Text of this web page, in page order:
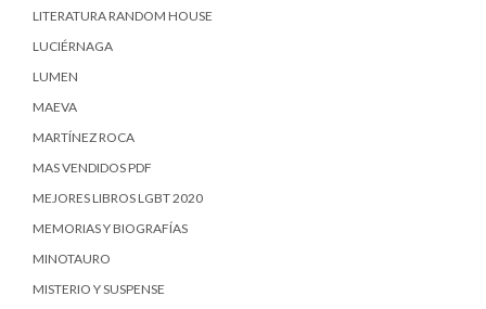
LITERATURA RANDOM HOUSE
LUCIÉRNAGA
LUMEN
MAEVA
MARTÍNEZ ROCA
MAS VENDIDOS PDF
MEJORES LIBROS LGBT 2020
MEMORIAS Y BIOGRAFÍAS
MINOTAURO
MISTERIO Y SUSPENSE